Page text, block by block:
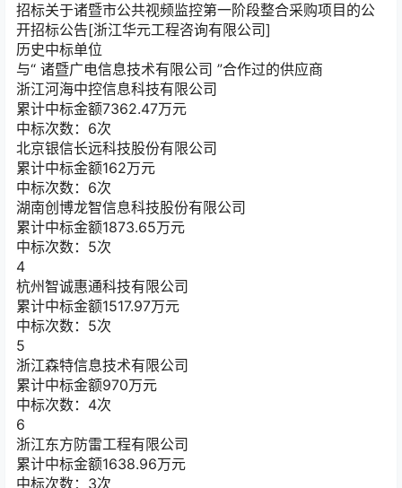
招标关于诸暨市公共视频监控第一阶段整合采购项目的公
开招标公告[浙江华元工程咨询有限公司]
历史中标单位
与“ 诸暨广电信息技术有限公司 ”合作过的供应商
浙江河海中控信息科技有限公司
累计中标金额7362.47万元
中标次数：6次
北京银信长远科技股份有限公司
累计中标金额162万元
中标次数：6次
湖南创博龙智信息科技股份有限公司
累计中标金额1873.65万元
中标次数：5次
4
杭州智诚惠通科技有限公司
累计中标金额1517.97万元
中标次数：5次
5
浙江森特信息技术有限公司
累计中标金额970万元
中标次数：4次
6
浙江东方防雷工程有限公司
累计中标金额1638.96万元
中标次数：3次